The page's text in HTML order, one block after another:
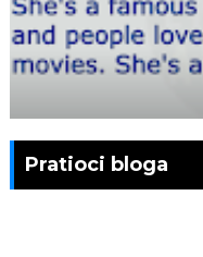
Pratioci bloga